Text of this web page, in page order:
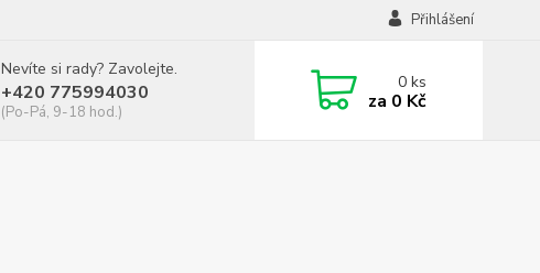
Přihlášení
Nevíte si rady? Zavolejte.
+420 775994030
(Po-Pá, 9-18 hod.)
0ks
za 0 Kč